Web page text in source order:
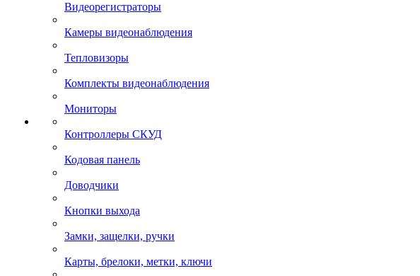
Видеорегистраторы
Камеры видеонаблюдения
Тепловизоры
Комплекты видеонаблюдения
Мониторы
Контроллеры СКУД
Кодовая панель
Доводчики
Кнопки выхода
Замки, защелки, ручки
Карты, брелоки, метки, ключи